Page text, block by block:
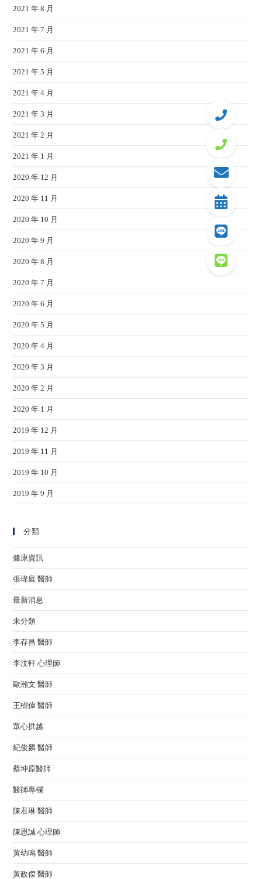
2021 年 8 月
2021 年 7 月
2021 年 6 月
2021 年 5 月
2021 年 4 月
2021 年 3 月
2021 年 2 月
2021 年 1 月
2020 年 12 月
2020 年 11 月
2020 年 10 月
2020 年 9 月
2020 年 8 月
2020 年 7 月
2020 年 6 月
2020 年 5 月
2020 年 4 月
2020 年 3 月
2020 年 2 月
2020 年 1 月
2019 年 12 月
2019 年 11 月
2019 年 10 月
2019 年 9 月
分類
健康資訊
張瑋庭 醫師
最新消息
未分類
李存昌 醫師
李汶軒 心理師
歐瀚文 醫師
王樹偉 醫師
眾心拱越
紀俊麟 醫師
蔡坤原醫師
醫師專欄
陳君琳 醫師
陳恩誠 心理師
黃幼鳴 醫師
黃政傑 醫師